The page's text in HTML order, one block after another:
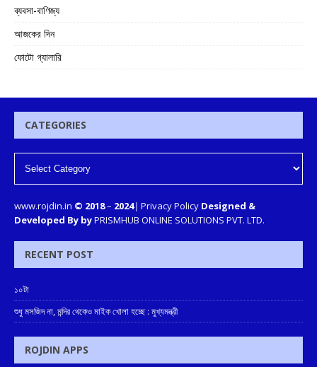
ব্যবসা-বাণিজ্য
আজকের দিন
ফোটো গ্যালারি
CATEGORIES
www.rojdin.in © 2018– 2024| Privacy Policy Designed &
Developed By byPRISMHUB ONLINE SOLUTIONS PVT. LTD.
RECENT POST
১০টা
শুধু মসজিদ না, মন্দির থেকেও মাইক খোলা হচ্ছে : মুখ্যমন্ত্রী
ROJDIN APPS